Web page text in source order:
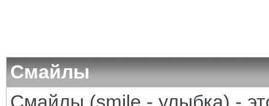
Смайлы